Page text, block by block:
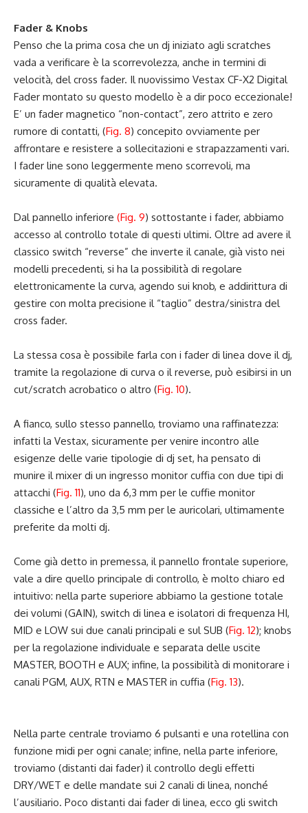
Fader & Knobs
Penso che la prima cosa che un dj iniziato agli scratches
vada a verificare è la scorrevolezza, anche in termini di
velocità, del cross fader. Il nuovissimo Vestax CF-X2 Digital
Fader montato su questo modello è a dir poco eccezionale!
E’ un fader magnetico “non-contact”, zero attrito e zero
rumore di contatti, (Fig. 8) concepito ovviamente per
affrontare e resistere a sollecitazioni e strapazzamenti vari.
I fader line sono leggermente meno scorrevoli, ma
sicuramente di qualità elevata.
Dal pannello inferiore (Fig. 9) sottostante i fader, abbiamo
accesso al controllo totale di questi ultimi. Oltre ad avere il
classico switch “reverse” che inverte il canale, già visto nei
modelli precedenti, si ha la possibilità di regolare
elettronicamente la curva, agendo sui knob, e addirittura di
gestire con molta precisione il “taglio” destra/sinistra del
cross fader.
La stessa cosa è possibile farla con i fader di linea dove il dj,
tramite la regolazione di curva o il reverse, può esibirsi in un
cut/scratch acrobatico o altro (Fig. 10).
A fianco, sullo stesso pannello, troviamo una raffinatezza:
infatti la Vestax, sicuramente per venire incontro alle
esigenze delle varie tipologie di dj set, ha pensato di
munire il mixer di un ingresso monitor cuffia con due tipi di
attacchi (Fig. 11), uno da 6,3 mm per le cuffie monitor
classiche e l’altro da 3,5 mm per le auricolari, ultimamente
preferite da molti dj.
Come già detto in premessa, il pannello frontale superiore,
vale a dire quello principale di controllo, è molto chiaro ed
intuitivo: nella parte superiore abbiamo la gestione totale
dei volumi (GAIN), switch di linea e isolatori di frequenza HI,
MID e LOW sui due canali principali e sul SUB (Fig. 12); knobs
per la regolazione individuale e separata delle uscite
MASTER, BOOTH e AUX; infine, la possibilità di monitorare i
canali PGM, AUX, RTN e MASTER in cuffia (Fig. 13).
Nella parte centrale troviamo 6 pulsanti e una rotellina con
funzione midi per ogni canale; infine, nella parte inferiore,
troviamo (distanti dai fader) il controllo degli effetti
DRY/WET e delle mandate sui 2 canali di linea, nonché
l’ausiliario. Poco distanti dai fader di linea, ecco gli switch